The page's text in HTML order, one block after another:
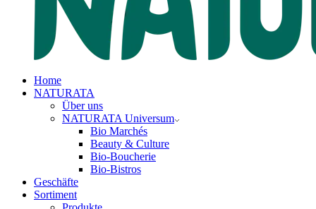
Home
NATURATA
Über uns
NATURATA Universum
Bio Marchés
Beauty & Culture
Bio-Boucherie
Bio-Bistros
Geschäfte
Sortiment